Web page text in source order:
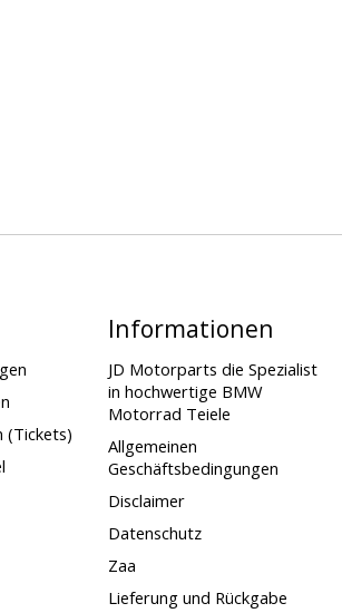
(Tickets)
Informationen
JD Motorparts die Spezialist
in hochwertige BMW
Motorrad Teiele
Allgemeinen
Geschäftsbedingungen
Disclaimer
Datenschutz
Zaa
Lieferung und Rückgabe